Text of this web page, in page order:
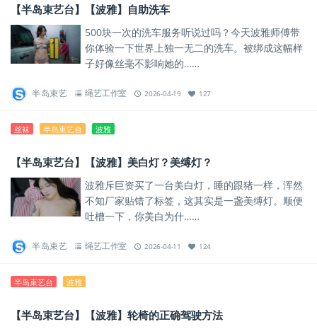
【半岛束艺台】【波雅】自助洗车
500块一次的洗车服务听说过吗？今天波雅师傅带
你体验一下世界上独一无二的洗车。被绑成这幅样
子好像丝毫不影响她的……
半岛束艺 绳艺工作室 2026-04-19 127
丝袜 半岛束艺台 波雅
【半岛束艺台】【波雅】美白灯？美缚灯？
波雅斥巨资买了一台美白灯，睡的跟猪一样，浑然
不知厂家贴错了标签，这其实是一盏美缚灯。顺便
吐槽一下，你美白为什……
半岛束艺 绳艺工作室 2026-04-11 124
半岛束艺台 波雅
【半岛束艺台】【波雅】轮椅的正确驾驶方法